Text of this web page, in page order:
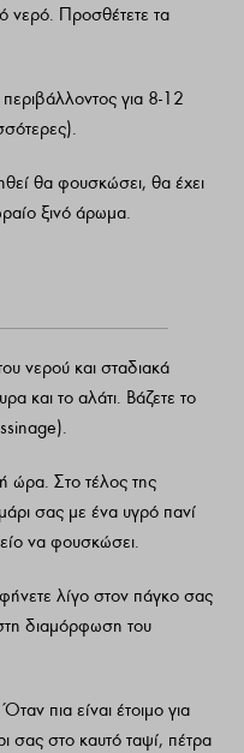
νερό. Προσθέτετε τα
για 8-12
θα φουσκώσει, θα έχει
ξινό άρωμα.
νερού και σταδιακά
και το αλάτι. Βάζετε το
ώρα. Στο τέλος της
σας με ένα υγρό πανί
να φουσκώσει.
λίγο στον πάγκο σας
διαμόρφωση του
πια είναι έτοιμο για
σας στο καυτό ταψί, πέτρα